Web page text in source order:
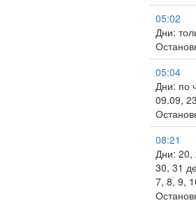
05:02
Дни:
05:04
Дни: по
09.09,
08:21
Дни: 20,
30, 31
7, 8, 9,